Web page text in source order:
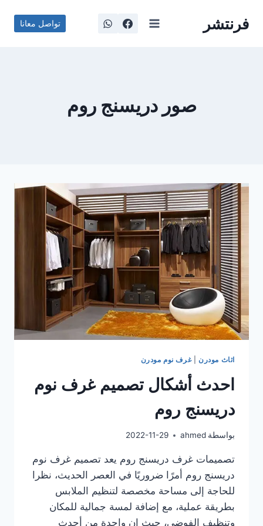
فرنتشر تواصل معانا
صور دريسنج روم
اثاث مودرن|غرف نوم مودرن
احدث أشكال تصميم غرف نوم
دريسنج روم
بواسطة ahmed
2022-11-29
تصميمات غرف دريسنج روم يعد تصميم غرف نوم
دريسنج روم أمرًا ضروريًا في العصر الحديث، نظرا
للحاجة إلى مساحة مخصصة لتنظيم الملابس
بطريقة عملية، مع إضافة لمسة جمالية للمكان
وتنظيف الفوضى، حيث ان واحدة من أحدث